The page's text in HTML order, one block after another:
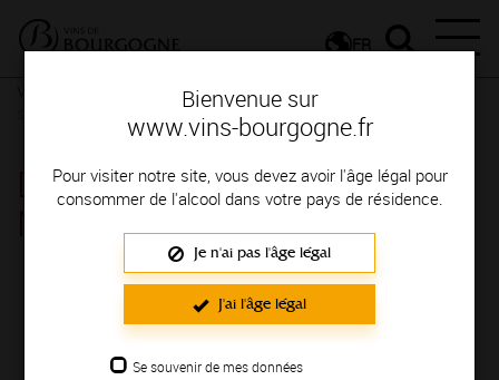
Bienvenue sur
www.vins-bourgogne.fr
Pour visiter notre site, vous devez avoir l'âge légal pour
consommer de l'alcool dans votre pays de résidence.
Je n'ai pas l'âge légal
J'ai l'âge légal
Se souvenir de mes données
FR
Femmes et hommes passionnés
DOMAINE DU PRIEURÉ -
MAURICE STEPHEN
Région de production : COTE DE BEAUNE